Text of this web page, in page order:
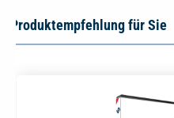
Produktempfehlung für Sie